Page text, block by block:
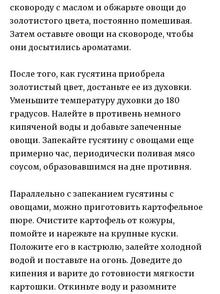
сковороду с маслом и обжарьте овощи до
золотистого цвета, постоянно помешивая.
Затем оставьте овощи на сковороде, чтобы
они досытились ароматами.
После того, как гусятина приобрела
золотистый цвет, достаньте ее из духовки.
Уменьшите температуру духовки до 180
градусов. Налейте в противень немного
кипяченой воды и добавьте запеченные
овощи. Запекайте гусятину с овощами еще
примерно час, периодически поливая мясо
соусом, образовавшимся на дне противня.
Параллельно с запеканием гусятины с
овощами, можно приготовить картофельное
пюре. Очистите картофель от кожуры,
помойте и нарежьте на крупные куски.
Положите его в кастрюлю, залейте холодной
водой и поставьте на огонь. Доведите до
кипения и варите до готовности мягкости
картошки. Откиньте воду и разомните